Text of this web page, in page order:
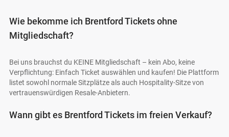
Wie bekomme ich Brentford Tickets ohne
Mitgliedschaft?
Bei uns brauchst du KEINE Mitgliedschaft – kein Abo, keine
Verpflichtung: Einfach Ticket auswählen und kaufen! Die Plattform
listet sowohl normale Sitzplätze als auch Hospitality-Sitze von
vertrauenswürdigen Resale-Anbietern.
Wann gibt es Brentford Tickets im freien Verkauf?